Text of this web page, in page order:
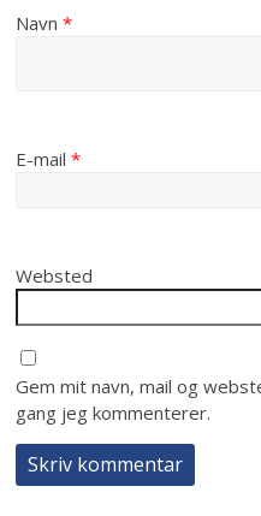
Navn*
E-mail*
Websted
Gem mit navn, mail og
gang jeg kommenterer.